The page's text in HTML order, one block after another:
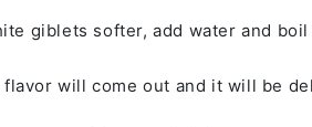
giblets softer, add water and
will come out and it will be